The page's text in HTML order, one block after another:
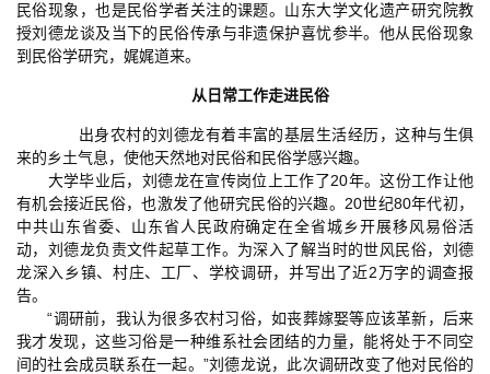
民俗现象，也是民俗学者关注的课题。山东大学文化遗产研究院教
授刘德龙谈及当下的民俗传承与非遗保护喜忧参半。他从民俗现象
到民俗学研究，娓娓道来。
从日常工作走进民俗
出身农村的刘德龙有着丰富的基层生活经历，这种与生俱
来的乡土气息，使他天然地对民俗和民俗学感兴趣。
大学毕业后，刘德龙在宣传岗位上工作了20年。这份工作让他
有机会接近民俗，也激发了他研究民俗的兴趣。20世纪80年代初，
中共山东省委、山东省人民政府确定在全省城乡开展移风易俗活
动，刘德龙负责文件起草工作。为深入了解当时的世风民俗，刘德
龙深入乡镇、村庄、工厂、学校调研，并写出了近2万字的调查报
告。
“调研前，我认为很多农村习俗，如丧葬嫁娶等应该革新，后来
我才发现，这些习俗是一种维系社会团结的力量，能将处于不同空
间的社会成员联系在一起。”刘德龙说，此次调研改变了他对民俗的